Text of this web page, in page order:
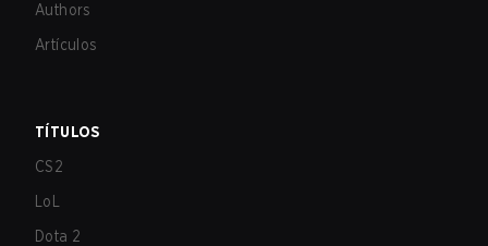
Authors
Artículos
TÍTULOS
CS2
LoL
Dota 2